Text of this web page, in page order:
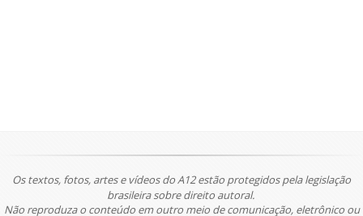
Os textos, fotos, artes e vídeos do A12 estão protegidos pela legislação
brasileira sobre direito autoral.
Não reproduza o conteúdo em outro meio de comunicação, eletrônico ou